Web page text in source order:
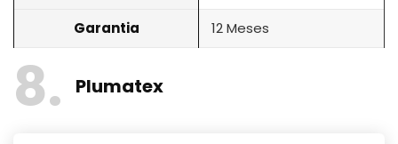
Garantia 12 Meses
8 Plumatex